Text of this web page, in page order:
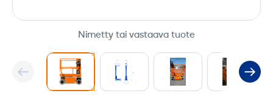
Nimetty tai vastaava tuote